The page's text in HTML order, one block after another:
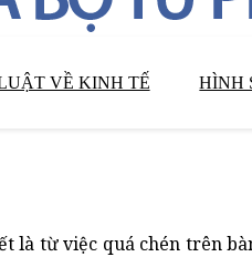
VỀ KINH TẾ HÌNH
là từ việc quá chén trên